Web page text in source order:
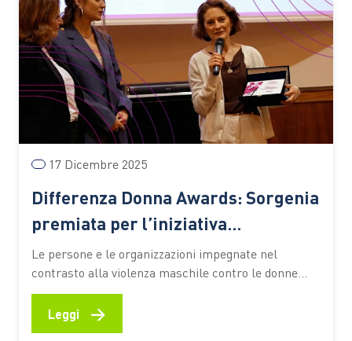
17 Dicembre 2025
Differenza Donna Awards: Sorgenia
premiata per l’iniziativa
#Sempre25novembre
Le persone e le organizzazioni impegnate nel
contrasto alla violenza maschile contro le donne
riunite simbolicamente per una sera: è questo il
senso della cerimonia di assegnazione degli Awards
2025 di Differenza Donna all’Accademia dei Lincei di
Leggi →